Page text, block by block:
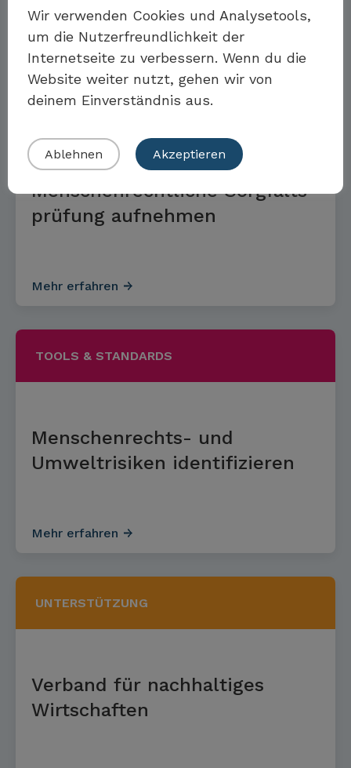
Möchten Sie Teil der Toolbox sein?
Eigenes Beispiel einreichen
Mehr erfahren
TOOLS & STANDARDS
Menschen­rechtliche Sorg­falts­
prüfung aufnehmen
Mehr erfahren
TOOLS & STANDARDS
Menschenrechts- und
Umwelt­risiken identi­fizieren
Mehr erfahren
UNTERSTÜTZUNG
Verband für nachhaltiges
Wirtschaften
Wir verwenden Cookies und Analysetools,
um die Nutzerfreundlichkeit der
Internetseite zu verbessern. Wenn du die
Website weiter nutzt, gehen wir von
deinem Einverständnis aus.
Ablehnen Akzeptieren